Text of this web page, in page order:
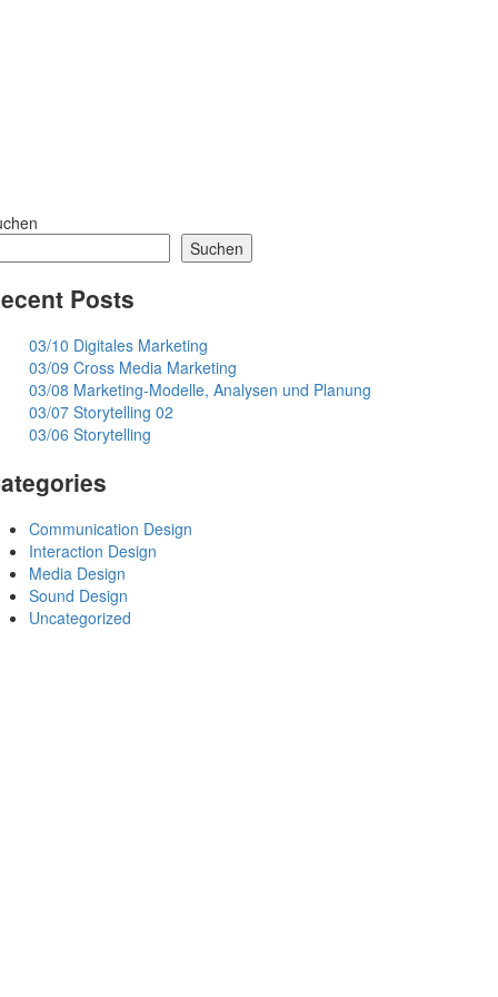
Suchen
Posts
03/10 Digitales Marketing
03/09 Cross Media Marketing
03/08 Marketing-Modelle, Analysen und Planung
03/07 Storytelling 02
03/06 Storytelling
Communication Design
Interaction Design
Media Design
Sound Design
Uncategorized